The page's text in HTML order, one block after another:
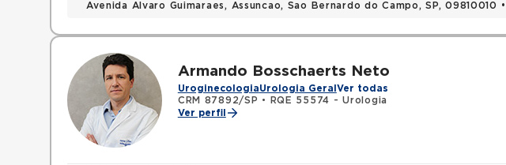
Avenida Alvaro Guimaraes, Assuncao, Sao Bernardo do Campo, SP, 09810010 •
Armando Bosschaerts Neto
UroginecologiaUrologia Geral Ver todas
CRM 87892/SP •
RQE 55574 - Urologia
Ver perfil